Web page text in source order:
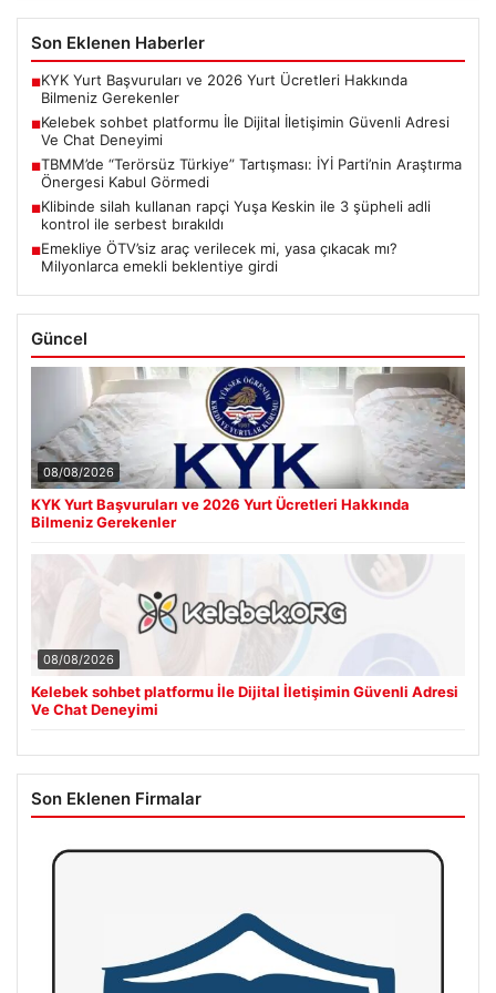
Son Eklenen Haberler
■KYK Yurt Başvuruları ve 2026 Yurt Ücretleri Hakkında
Bilmeniz Gerekenler
■Kelebek sohbet platformu İle Dijital İletişimin Güvenli Adresi
Ve Chat Deneyimi
■TBMM’de “Terörsüz Türkiye” Tartışması: İYİ Parti’nin Araştırma
Önergesi Kabul Görmedi
■Klibinde silah kullanan rapçi Yuşa Keskin ile 3 şüpheli adli
kontrol ile serbest bırakıldı
■Emekliye ÖTV’siz araç verilecek mi, yasa çıkacak mı?
Milyonlarca emekli beklentiye girdi
Güncel
08/08/2026
KYK Yurt Başvuruları ve 2026 Yurt Ücretleri Hakkında
Bilmeniz Gerekenler
08/08/2026
Kelebek sohbet platformu İle Dijital İletişimin Güvenli Adresi
Ve Chat Deneyimi
Son Eklenen Firmalar